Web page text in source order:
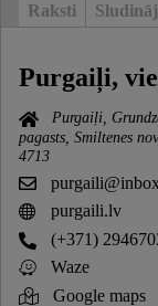
Raksti
Purgaiļi,
Purgaiļi,
pagasts, Smiltenes
4713
purgaili.lv
(+371)
Waze
Google maps